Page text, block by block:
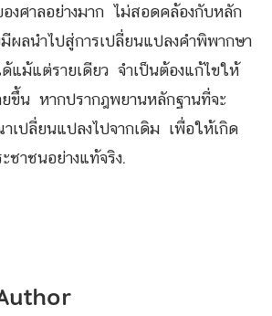
งศาลอย่างมาก ไม่สอดคล้องกับหลัก
ผลนำไปสู่การเปลี่ยนแปลงคำพิพากษา
ด้แม้แต่รายเดียว จำเป็นต้องแก้ไขให้
ยขึ้น หากปรากฎพยานหลักฐานที่จะ
เปลี่ยนแปลงไปจากเดิม เพื่อให้เกิด
ชาชนอย่างแท้จริง.